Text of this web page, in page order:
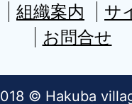
組織案内
サ
お問合せ
© Hakuba